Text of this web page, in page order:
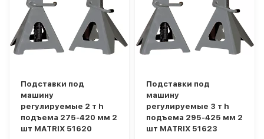
Подставки под
машину
регулируемые 2 т h
подъема 275-420 мм 2
шт MATRIX 51620
Подставки под
машину
регулируемые 3 т h
подъема 295-425 мм 2
шт MATRIX 51623